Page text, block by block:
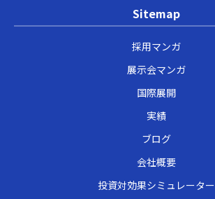
Sitemap
採用マンガ
展示会マンガ
国際展開
実績
ブログ
会社概要
投資対効果シミュレーター